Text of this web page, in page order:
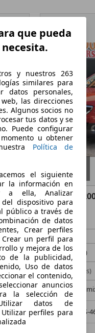
Peugeot
€ 6.800,-
70.000 km
60 kW (82 CV)
- (Propietarios)
4,9 l/100 km
Vendedor,
que pueda
y nuestros 263
similares para
datos personales,
las direcciones
Algunos socios no
tus datos y se
Puede configurar
u obtener
Política de
el siguiente
la información en
a ella, Analizar
dispositivo para
público a través de
de datos
Crear perfiles
un perfil para
y mejora de los
de la publicidad,
Uso de datos
el contenido,
anuncios
la selección de
datos de
perfiles para